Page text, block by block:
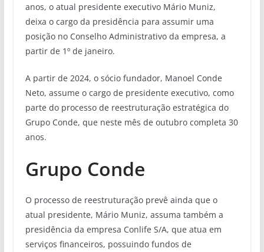
anos, o atual presidente executivo Mário Muniz,
deixa o cargo da presidência para assumir uma
posição no Conselho Administrativo da empresa, a
partir de 1º de janeiro.
A partir de 2024, o sócio fundador, Manoel Conde
Neto, assume o cargo de presidente executivo, como
parte do processo de reestruturação estratégica do
Grupo Conde, que neste mês de outubro completa 30
anos.
Grupo Conde
O processo de reestruturação prevê ainda que o
atual presidente, Mário Muniz, assuma também a
presidência da empresa Conlife S/A, que atua em
serviços financeiros, possuindo fundos de